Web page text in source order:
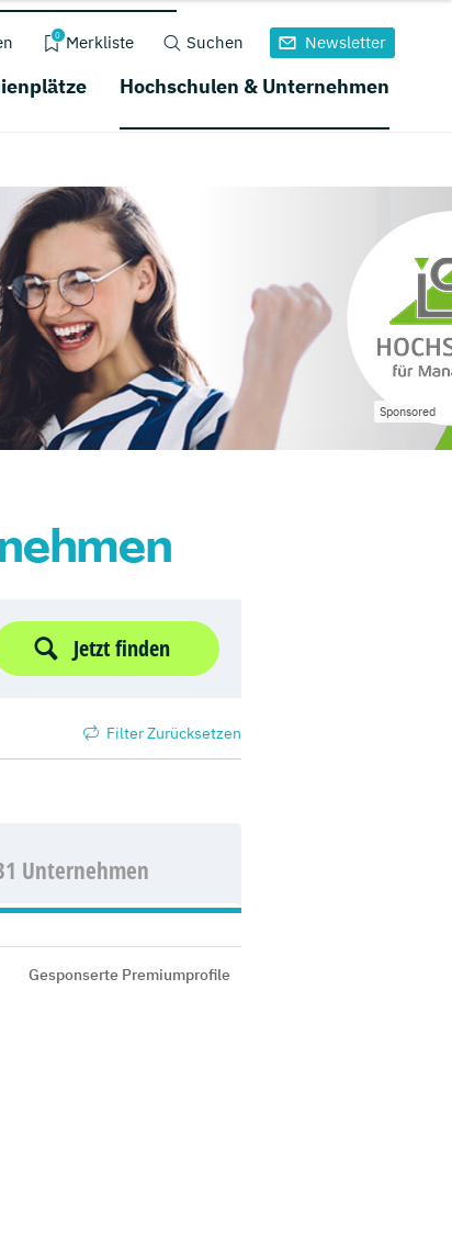
0 Merkliste Suchen Newsletter
Hochschulen & Unternehmen
Sponsored
Jetzt finden
Filter Zurücksetzen
Unternehmen
Gesponserte Premiumprofile